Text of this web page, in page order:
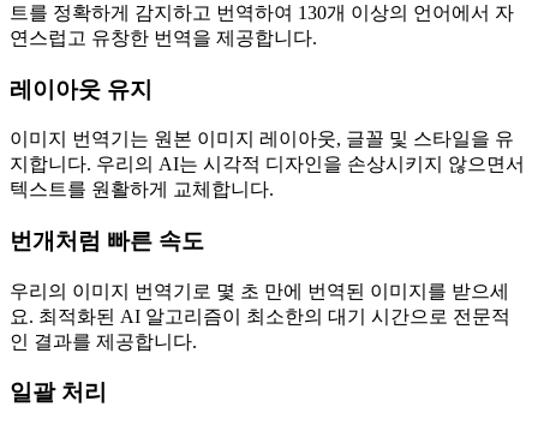
트를 정확하게 감지하고 번역하여 130개 이상의 언어에서 자
연스럽고 유창한 번역을 제공합니다.
레이아웃 유지
이미지 번역기는 원본 이미지 레이아웃, 글꼴 및 스타일을 유
지합니다. 우리의 AI는 시각적 디자인을 손상시키지 않으면서
텍스트를 원활하게 교체합니다.
번개처럼 빠른 속도
우리의 이미지 번역기로 몇 초 만에 번역된 이미지를 받으세
요. 최적화된 AI 알고리즘이 최소한의 대기 시간으로 전문적
인 결과를 제공합니다.
일괄 처리